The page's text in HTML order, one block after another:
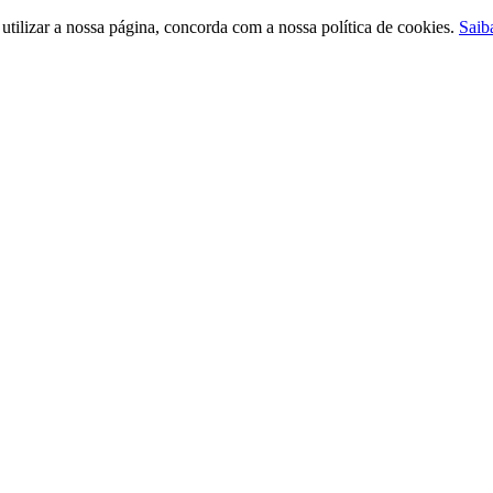
a nossa página, concorda com a nossa política de cookies.